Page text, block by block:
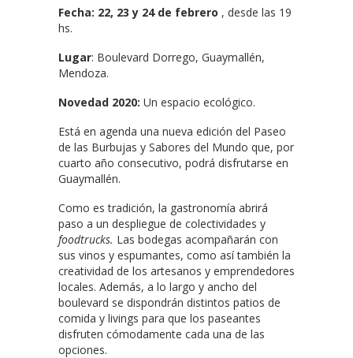
Fecha: 22, 23 y 24 de febrero , desde las 19
hs.
Lugar: Boulevard Dorrego, Guaymallén,
Mendoza.
Novedad 2020: Un espacio ecológico.
Está en agenda una nueva edición del Paseo
de las Burbujas y Sabores del Mundo que, por
cuarto año consecutivo, podrá disfrutarse en
Guaymallén.
Como es tradición, la gastronomía abrirá
paso a un despliegue de colectividades y
foodtrucks. Las bodegas acompañarán con
sus vinos y espumantes, como así también la
creatividad de los artesanos y emprendedores
locales. Además, a lo largo y ancho del
boulevard se dispondrán distintos patios de
comida y livings para que los paseantes
disfruten cómodamente cada una de las
opciones.